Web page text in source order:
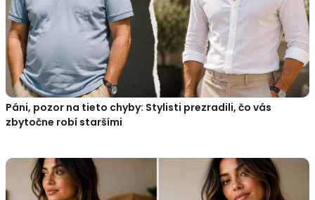
Páni, pozor na tieto chyby: Stylisti prezradili, čo vás
zbytočne robí staršími